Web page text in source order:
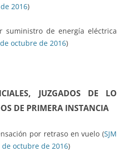
2016)
suministro de energía eléctrica
octubre de 2016)
JUZGADOS DE LO
DE PRIMERA INSTANCIA
por retraso en vuelo (SJM
octubre de 2016)